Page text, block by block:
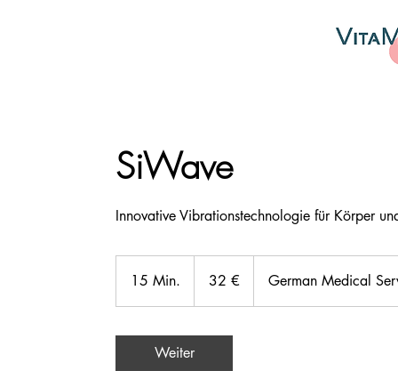
SiWave
Innovative Vibrationstechnologie für Körper
15 Min.
5
i
32 € German Medical
Weiter